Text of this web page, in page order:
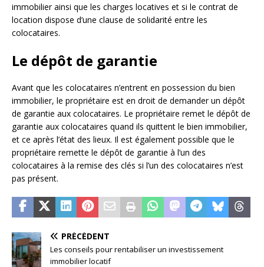
immobilier ainsi que les charges locatives et si le contrat de
location dispose d’une clause de solidarité entre les
colocataires.
Le dépôt de garantie
Avant que les colocataires n’entrent en possession du bien
immobilier, le propriétaire est en droit de demander un dépôt
de garantie aux colocataires. Le propriétaire remet le dépôt de
garantie aux colocataires quand ils quittent le bien immobilier,
et ce après l’état des lieux. Il est également possible que le
propriétaire remette le dépôt de garantie à l’un des
colocataires à la remise des clés si l’un des colocataires n’est
pas présent.
PRÉCÉDENT
Les conseils pour rentabiliser un investissement
immobilier locatif